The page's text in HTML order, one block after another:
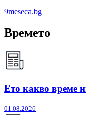
9meseca.bg
Времето
Ето какво време
01.08.2026